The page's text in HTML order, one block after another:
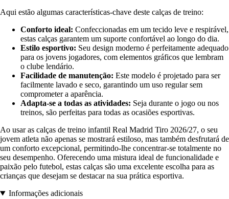
Aqui estão algumas características-chave deste calças de treino:
Conforto ideal: Confeccionadas em um tecido leve e respirável,
estas calças garantem um suporte confortável ao longo do dia.
Estilo esportivo: Seu design moderno é perfeitamente adequado
para os jovens jogadores, com elementos gráficos que lembram
o clube lendário.
Facilidade de manutenção: Este modelo é projetado para ser
facilmente lavado e seco, garantindo um uso regular sem
comprometer a aparência.
Adapta-se a todas as atividades: Seja durante o jogo ou nos
treinos, são perfeitas para todas as ocasiões esportivas.
Ao usar as calças de treino infantil Real Madrid Tiro 2026/27, o seu
jovem atleta não apenas se mostrará estiloso, mas também desfrutará de
um conforto excepcional, permitindo-lhe concentrar-se totalmente no
seu desempenho. Oferecendo uma mistura ideal de funcionalidade e
paixão pelo futebol, estas calças são uma excelente escolha para as
crianças que desejam se destacar na sua prática esportiva.
Informações adicionais